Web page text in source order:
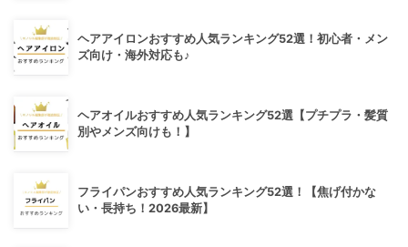
ヘアアイロンおすすめ人気ランキング52選！初心者・メン
ズ向け・海外対応も♪
ヘアオイルおすすめ人気ランキング52選【プチプラ・髪質
別やメンズ向けも！】
フライパンおすすめ人気ランキング52選！【焦げ付かな
い・長持ち！2026最新】